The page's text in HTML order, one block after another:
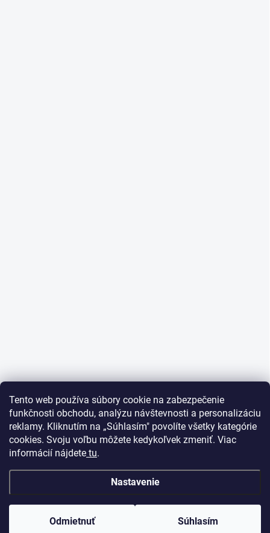
Tento web používa súbory cookie na zabezpečenie
funkčnosti obchodu, analýzu návštevnosti a personalizáciu
reklamy. Kliknutím na „Súhlasím" povolíte všetky kategórie
cookies. Svoju voľbu môžete kedykoľvek zmeniť. Viac
informácií nájdete tu.
Nastavenie
Odmietnuť Súhlasím